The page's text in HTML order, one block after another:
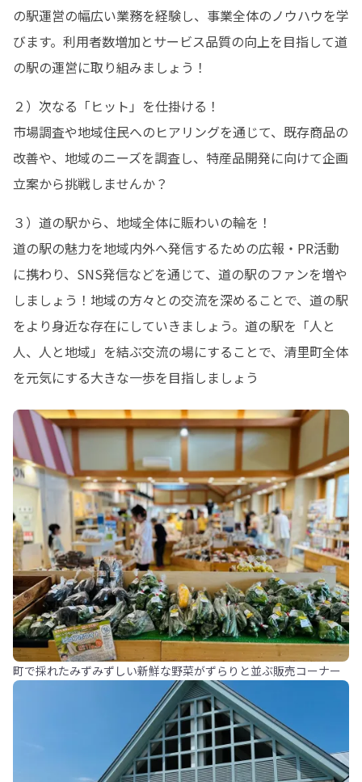
の駅運営の幅広い業務を経験し、事業全体のノウハウを学
びます。利用者数増加とサービス品質の向上を目指して道
の駅の運営に取り組みましょう！
２）次なる「ヒット」を仕掛ける！
市場調査や地域住民へのヒアリングを通じて、既存商品の
改善や、地域のニーズを調査し、特産品開発に向けて企画
立案から挑戦しませんか？
３）道の駅から、地域全体に賑わいの輪を！
道の駅の魅力を地域内外へ発信するための広報・PR活動
に携わり、SNS発信などを通じて、道の駅のファンを増や
しましょう！地域の方々との交流を深めることで、道の駅
をより身近な存在にしていきましょう。道の駅を「人と
人、人と地域」を結ぶ交流の場にすることで、清里町全体
を元気にする大きな一歩を目指しましょう
町で採れたみずみずしい新鮮な野菜がずらりと並ぶ販売コーナー